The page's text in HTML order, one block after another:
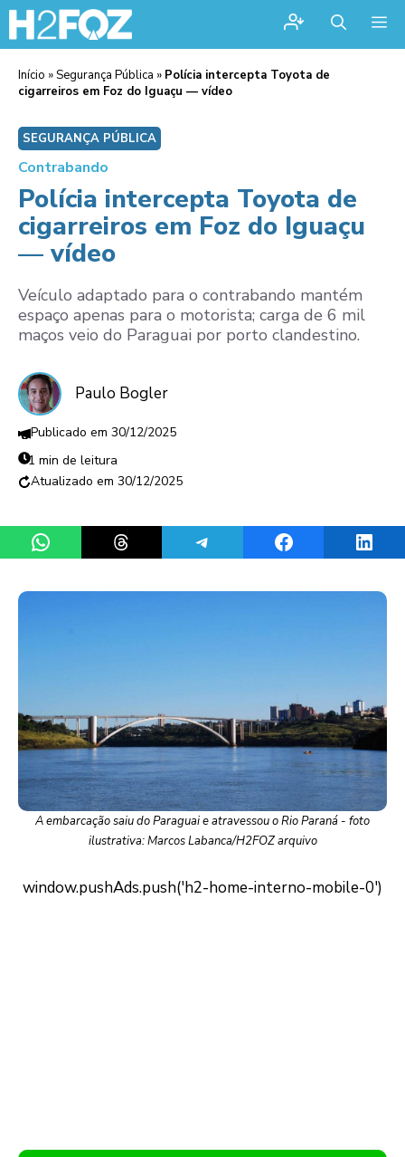
Início »Segurança Pública » Polícia intercepta Toyota de
cigarreiros em Foz do Iguaçu — vídeo
SEGURANÇA PÚBLICA
Contrabando
Polícia intercepta Toyota de
cigarreiros em Foz do Iguaçu
— vídeo
Veículo adaptado para o contrabando mantém
espaço apenas para o motorista; carga de 6 mil
maços veio do Paraguai por porto clandestino.
Paulo Bogler
30/12/2025
1 min de leitura
30/12/2025
Share on WhatsAppShare on ThreadsShare on TelegramShare on Facebook
A embarcação saiu do Paraguai e atravessou o Rio Paraná - foto
ilustrativa: Marcos Labanca/H2FOZ arquivo